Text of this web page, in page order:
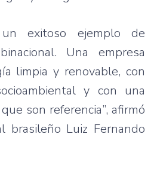
exitoso ejemplo de
Una empresa
limpia y renovable, con
y con una
son referencia”, afirmó
brasileño Luiz Fernando